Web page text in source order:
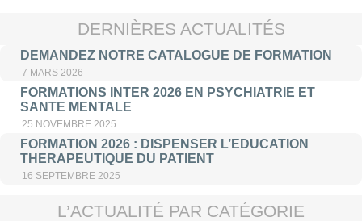
DERNIÈRES ACTUALITÉS
DEMANDEZ NOTRE CATALOGUE DE FORMATION
7 MARS 2026
FORMATIONS INTER 2026 EN PSYCHIATRIE ET
SANTE MENTALE
25 NOVEMBRE 2025
FORMATION 2026 : DISPENSER L’EDUCATION
THERAPEUTIQUE DU PATIENT
16 SEPTEMBRE 2025
L’ACTUALITÉ PAR CATÉGORIE